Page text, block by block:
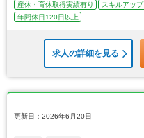
産休・育休取得実績有り
スキルアップ
年間休日120日以上
求人の詳細を見る
更新日：2026年6月20日